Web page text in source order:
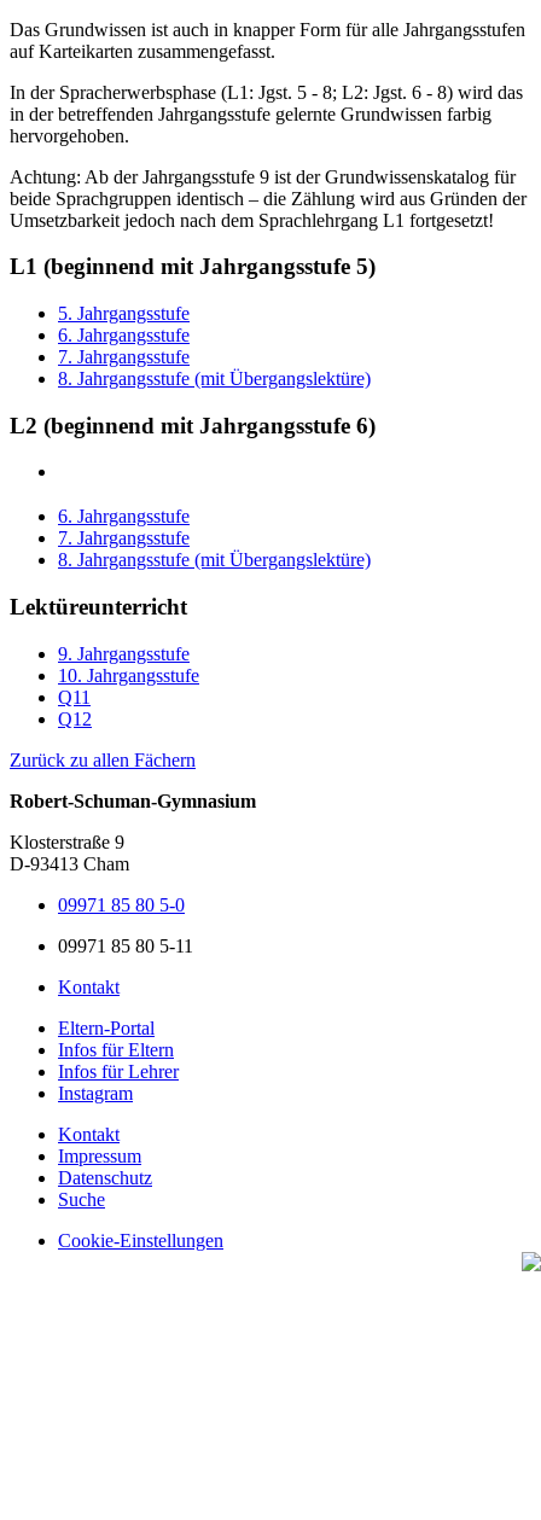
Das Grundwissen ist auch in knapper Form für alle Jahrgangsstufen
auf Karteikarten zusammengefasst.
In der Spracherwerbsphase (L1: Jgst. 5 - 8; L2: Jgst. 6 - 8) wird das
in der betreffenden Jahrgangsstufe gelernte Grundwissen farbig
hervorgehoben.
Achtung: Ab der Jahrgangsstufe 9 ist der Grundwissenskatalog für
beide Sprachgruppen identisch – die Zählung wird aus Gründen der
Umsetzbarkeit jedoch nach dem Sprachlehrgang L1 fortgesetzt!
L1 (beginnend mit Jahrgangsstufe 5)
5. Jahrgangsstufe
6. Jahrgangsstufe
7. Jahrgangsstufe
8. Jahrgangsstufe (mit Übergangslektüre)
L2 (beginnend mit Jahrgangsstufe 6)
6. Jahrgangsstufe
7. Jahrgangsstufe
8. Jahrgangsstufe (mit Übergangslektüre)
Lektüreunterricht
9. Jahrgangsstufe
10. Jahrgangsstufe
Q11
Q12
Zurück zu allen Fächern
Robert-Schuman-Gymnasium
Klosterstraße 9
D-93413 Cham
09971 85 80 5-0
09971 85 80 5-11
Kontakt
Eltern-Portal
Infos für Eltern
Infos für Lehrer
Instagram
Kontakt
Impressum
Datenschutz
Suche
Cookie-Einstellungen